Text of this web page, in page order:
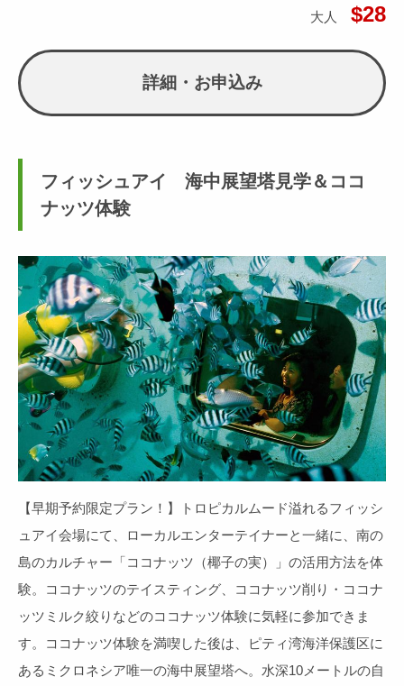
大人 $28
詳細・お申込み
フィッシュアイ 海中展望塔見学＆ココ
ナッツ体験
【早期予約限定プラン！】トロピカルムード溢れるフィッシ
ュアイ会場にて、ローカルエンターテイナーと一緒に、南の
島のカルチャー「ココナッツ（椰子の実）」の活用方法を体
験。ココナッツのテイスティング、ココナッツ削り・ココナ
ッツミルク絞りなどのココナッツ体験に気軽に参加できま
す。ココナッツ体験を満喫した後は、ピティ湾海洋保護区に
あるミクロネシア唯一の海中展望塔へ。水深10メートルの自